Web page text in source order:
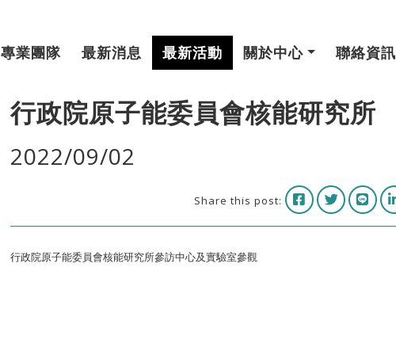
專業團隊 最新消息 最新活動 關於中心 聯絡資訊
行政院原子能委員會核能研究所
2022/09/02
Share this post:
行政院原子能委員會核能研究所參訪中心及實驗室參觀